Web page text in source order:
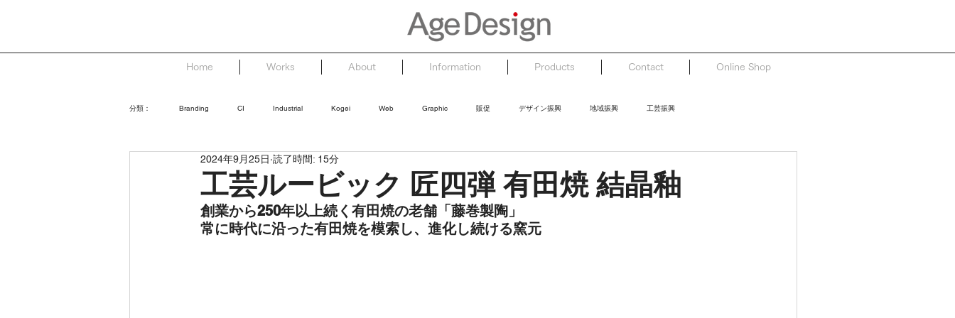
Home Works About Information Products Contact Online Shop
分類： Branding CI Industrial Kogei Web Graphic 販促 デザイン振興 地域振興 工芸振興
工芸ルービック 匠四弾 有田焼 結晶釉
2024年9月25日 読了時間: 15分
創業から250年以上続く有田焼の老舗「藤巻製陶」
常に時代に沿った有田焼を模索し、進化し続ける窯元